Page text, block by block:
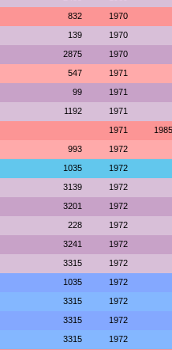
832 1970
139 1970
2875 1970
547 1971
99 1971
1192 1971
1971 1985
993 1972
1035 1972
3139 1972
3201 1972
228 1972
3241 1972
3315 1972
1035 1972
3315 1972
3315 1972
3315 1972